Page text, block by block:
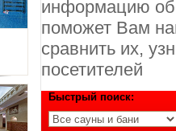
информацию
поможет Вам
сравнить их,
посетителей
Быстрый поиск: